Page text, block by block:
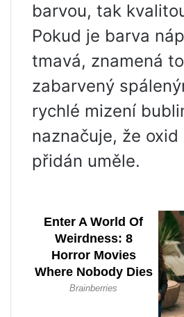
barvou, tak
Pokud je barva
tmavá, znamená
zabarvený
rychlé mizení
naznačuje, že
přidán uměle.